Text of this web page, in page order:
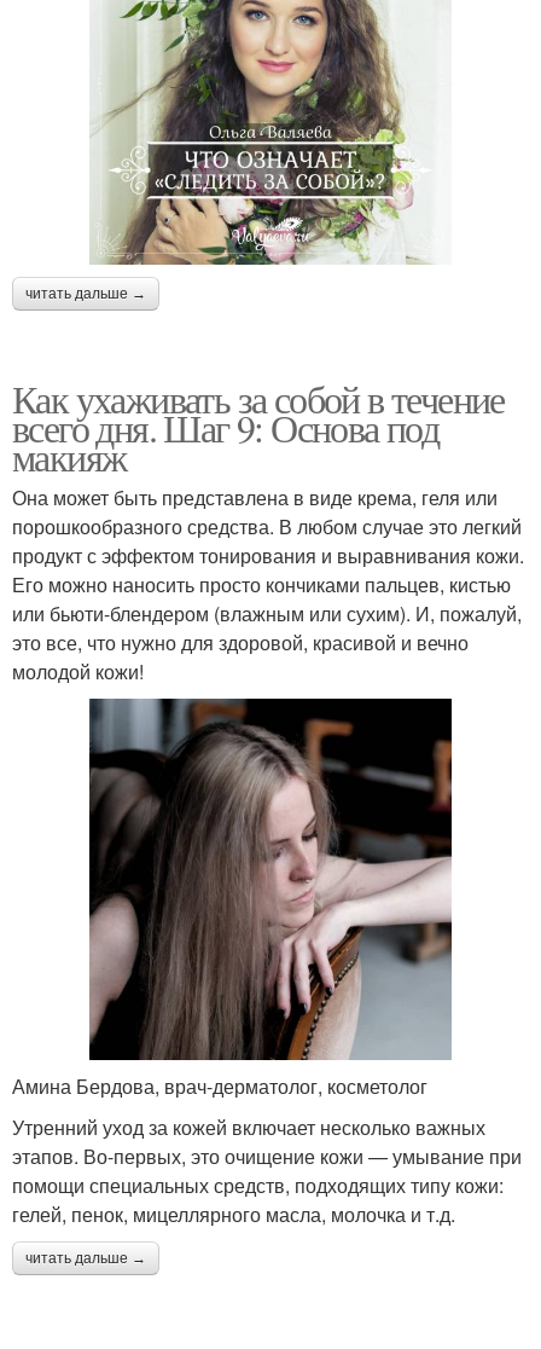
читать дальше →
Как ухаживать за собой в течение
всего дня. Шаг 9: Основа под
макияж
Она может быть представлена в виде крема, геля или
порошкообразного средства. В любом случае это легкий
продукт с эффектом тонирования и выравнивания кожи.
Его можно наносить просто кончиками пальцев, кистью
или бьюти-блендером (влажным или сухим). И, пожалуй,
это все, что нужно для здоровой, красивой и вечно
молодой кожи!
Амина Бердова, врач-дерматолог, косметолог
Утренний уход за кожей включает несколько важных
этапов. Во-первых, это очищение кожи — умывание при
помощи специальных средств, подходящих типу кожи:
гелей, пенок, мицеллярного масла, молочка и т.д.
читать дальше →